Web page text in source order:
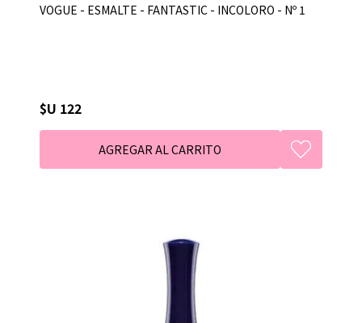
VOGUE - ESMALTE - FANTASTIC - INCOLORO - Nº 1
$U 122